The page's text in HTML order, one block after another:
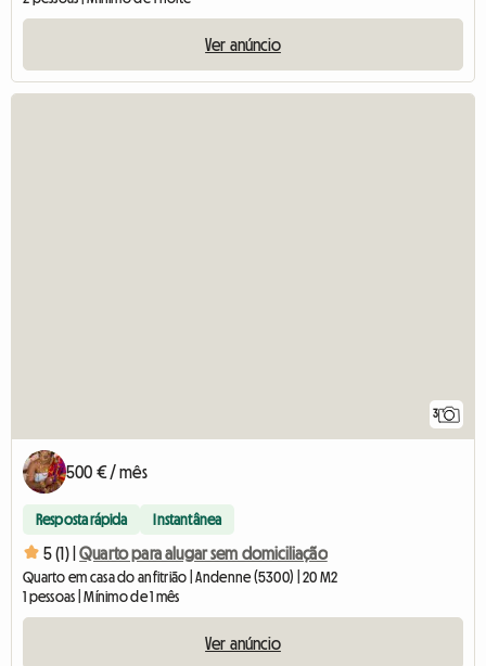
Ver anúncio
3
500 € / mês
Resposta rápida Instantânea
5 (1) | Quarto para alugar sem domiciliação
Quarto em casa do anfitrião | Andenne (5300) | 20 M2
1 pessoas | Mínimo de 1 mês
Ver anúncio